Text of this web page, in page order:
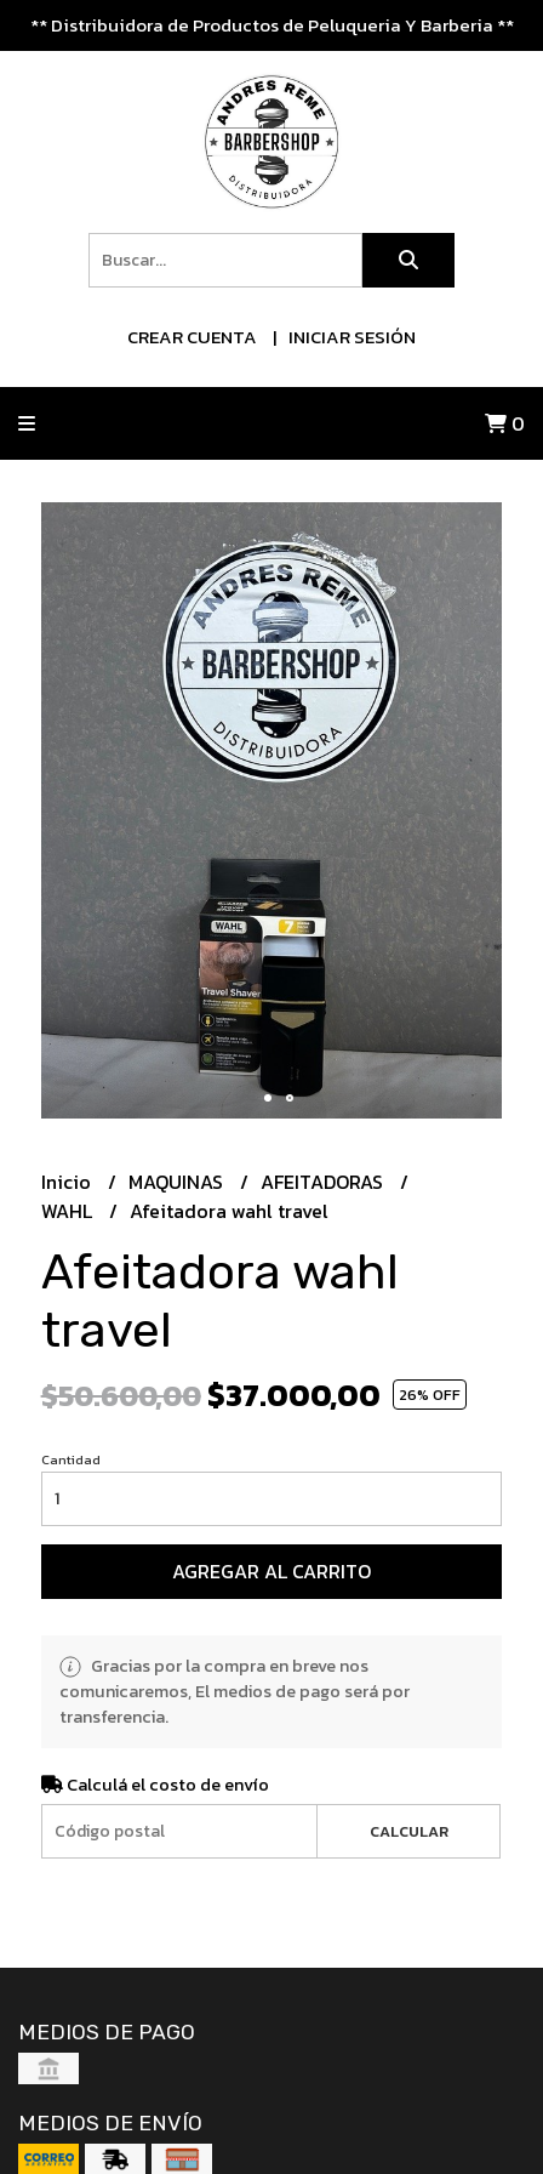
** Distribuidora de Productos de Peluqueria Y Barberia **
CREAR CUENTA INICIAR SESIÓN
0
Inicio MAQUINAS
AFEITADORAS
WAHL
Afeitadora wahl travel
Afeitadora wahl
travel
$50.600,00$37.000,00 26% OFF
Cantidad
AGREGAR AL CARRITO
Gracias por la compra en breve nos
comunicaremos, El medios de pago será por
transferencia.
Calculá el costo de envío
CALCULAR
MEDIOS DE PAGO
MEDIOS DE ENVÍO